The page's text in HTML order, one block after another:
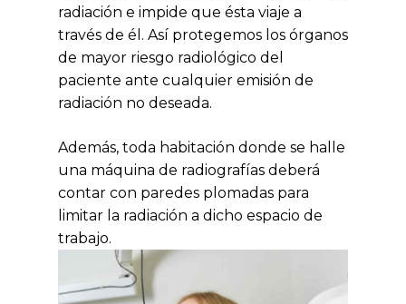
radiación e impide que ésta viaje a
través de él. Así protegemos los órganos
de mayor riesgo radiológico del
paciente ante cualquier emisión de
radiación no deseada.
Además, toda habitación donde se halle
una máquina de radiografías deberá
contar con paredes plomadas para
limitar la radiación a dicho espacio de
trabajo.